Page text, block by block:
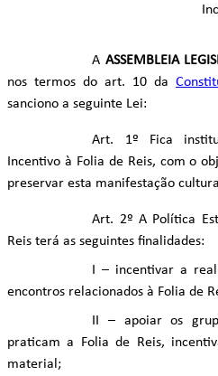
A ASSEMBLEIA
nos termos do art. 10 da
sanciono a seguinte Lei:
Art. 1º Fica
Incentivo à Folia de Reis, com o
preservar esta manifestação
Art. 2º A Política
Reis terá as seguintes finalidades:
I – incentivar a
encontros relacionados à Folia de
II – apoiar os
praticam a Folia de Reis,
material;